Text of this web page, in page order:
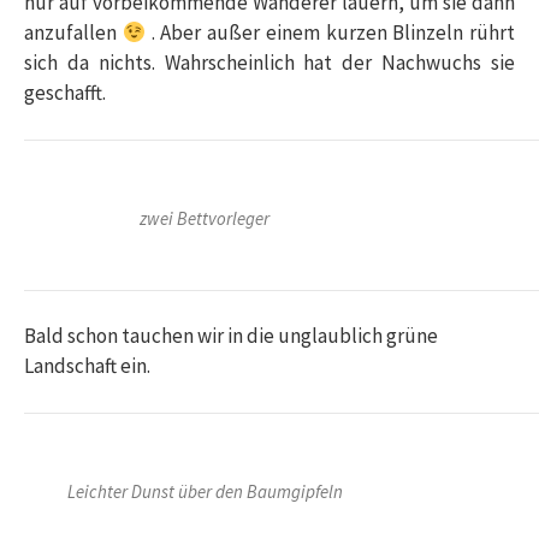
anzufallen
. Aber außer einem kurzen Blinzeln rührt
sich da nichts. Wahrscheinlich hat der Nachwuchs sie
geschafft.
zwei Bettvorleger
Bald schon tauchen wir in die unglaublich grüne
Landschaft ein.
Leichter Dunst über den Baumgipfeln